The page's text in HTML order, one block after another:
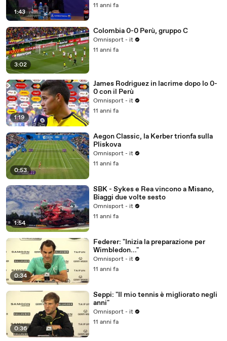
1:43
11 anni fa
3:02
Colombia 0-0 Perù, gruppo C
Omnisport - it
11 anni fa
1:19
James Rodriguez in lacrime dopo lo 0-
0 con il Perù
Omnisport - it
11 anni fa
0:53
Aegon Classic, la Kerber trionfa sulla
Pliskova
Omnisport - it
11 anni fa
1:54
SBK - Sykes e Rea vincono a Misano,
Biaggi due volte sesto
Omnisport - it
11 anni fa
0:34
Federer: "Inizia la preparazione per
Wimbledon..."
Omnisport - it
11 anni fa
0:36
Seppi: "Il mio tennis è migliorato negli
anni"
Omnisport - it
11 anni fa